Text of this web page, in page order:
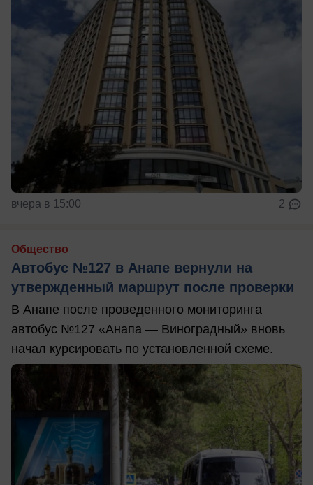
вчера в 15:00 2
Общество
Автобус №127 в Анапе вернули на
утвержденный маршрут после проверки
В Анапе после проведенного мониторинга
автобус №127 «Анапа — Виноградный» вновь
начал курсировать по установленной схеме.